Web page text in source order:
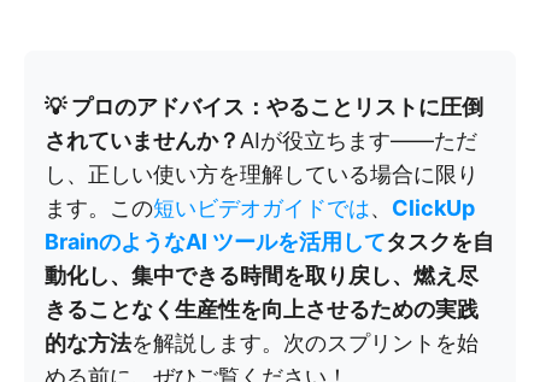
💡 プロのアドバイス：やることリストに圧倒
されていませんか？ AIが役立ちます——ただ
し、正しい使い方を理解している場合に限り
ます。この短いビデオガイドでは、 ClickUp
BrainのようなAI ツールを活用してタスクを自
動化し、集中できる時間を取り戻し、燃え尽
きることなく生産性を向上させるための実践
的な方法を解説します。次のスプリントを始
める前に、ぜひご覧ください！